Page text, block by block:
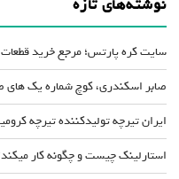
نوشته‌های تازه
سایت کره پارتس؛ مرجع خرید
صابر اسکندری، کوچ شماره یک
ایران تیرچه تولیدکننده تیرچه
استارلینک چیست و چگونه کار